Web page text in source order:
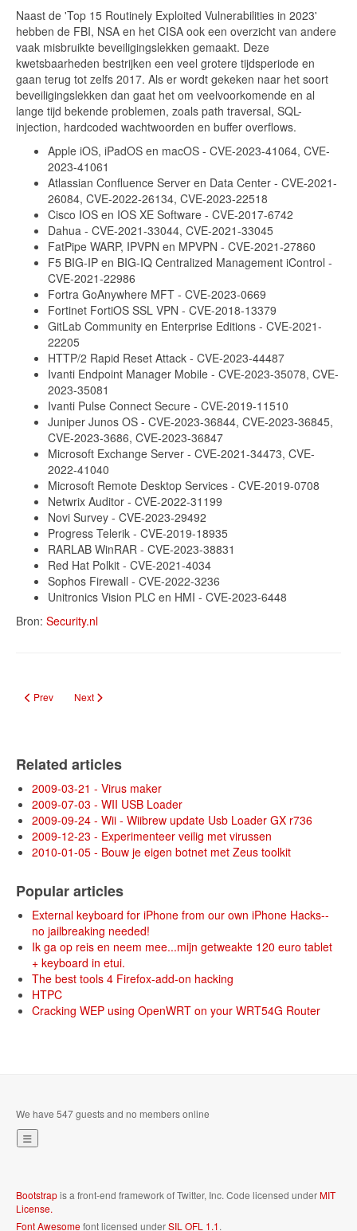
Naast de 'Top 15 Routinely Exploited Vulnerabilities in 2023'
hebben de FBI, NSA en het CISA ook een overzicht van andere
vaak misbruikte beveiligingslekken gemaakt. Deze
kwetsbaarheden bestrijken een veel grotere tijdsperiode en
gaan terug tot zelfs 2017. Als er wordt gekeken naar het soort
beveiligingslekken dan gaat het om veelvoorkomende en al
lange tijd bekende problemen, zoals path traversal, SQL-
injection, hardcoded wachtwoorden en buffer overflows.
Apple iOS, iPadOS en macOS - CVE-2023-41064, CVE-
2023-41061
Atlassian Confluence Server en Data Center - CVE-2021-
26084, CVE-2022-26134, CVE-2023-22518
Cisco IOS en IOS XE Software - CVE-2017-6742
Dahua - CVE-2021-33044, CVE-2021-33045
FatPipe WARP, IPVPN en MPVPN - CVE-2021-27860
F5 BIG-IP en BIG-IQ Centralized Management iControl -
CVE-2021-22986
Fortra GoAnywhere MFT - CVE-2023-0669
Fortinet FortiOS SSL VPN - CVE-2018-13379
GitLab Community en Enterprise Editions - CVE-2021-
22205
HTTP/2 Rapid Reset Attack - CVE-2023-44487
Ivanti Endpoint Manager Mobile - CVE-2023-35078, CVE-
2023-35081
Ivanti Pulse Connect Secure - CVE-2019-11510
Juniper Junos OS - CVE-2023-36844, CVE-2023-36845,
CVE-2023-3686, CVE-2023-36847
Microsoft Exchange Server - CVE-2021-34473, CVE-
2022-41040
Microsoft Remote Desktop Services - CVE-2019-0708
Netwrix Auditor - CVE-2022-31199
Novi Survey - CVE-2023-29492
Progress Telerik - CVE-2019-18935
RARLAB WinRAR - CVE-2023-38831
Red Hat Polkit - CVE-2021-4034
Sophos Firewall - CVE-2022-3236
Unitronics Vision PLC en HMI - CVE-2023-6448
Bron: Security.nl
Previous article: Waarom je bluetooth uitzetten?
Prev Next article: Mazda-systeem kwetsbaar in CMU
Next
Related articles
2009-03-21 - Virus maker
2009-07-03 - WII USB Loader
2009-09-24 - Wii - Wiibrew update Usb Loader GX r736
2009-12-23 - Experimenteer veilig met virussen
2010-01-05 - Bouw je eigen botnet met Zeus toolkit
Popular articles
External keyboard for iPhone from our own iPhone Hacks--
no jailbreaking needed!
Ik ga op reis en neem mee...mijn getweakte 120 euro tablet
+ keyboard in etui.
The best tools 4 Firefox-add-on hacking
HTPC
Cracking WEP using OpenWRT on your WRT54G Router
We have 547 guests and no members online
Bootstrapis a front-end framework of Twitter, Inc. Code licensed underMIT
License.
Font Awesomefont licensed underSIL OFL 1.1.